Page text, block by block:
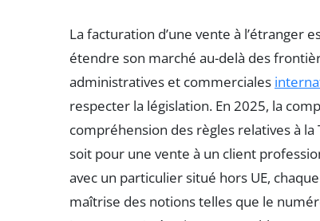
La facturation d’une vente à l’étranger
étendre son marché au-delà des
administratives et commerciales
respecter la législation. En 2025, la
compréhension des règles relatives à
soit pour une vente à un client
avec un particulier situé hors UE,
maîtrise des notions telles que le